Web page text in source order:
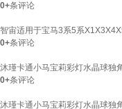
0+条评论
智宙适用于宝马3系5系
0+条评论
沐瑾卡通小马宝莉彩灯水晶球独
0+条评论
沐瑾卡通小马宝莉彩灯水晶球独